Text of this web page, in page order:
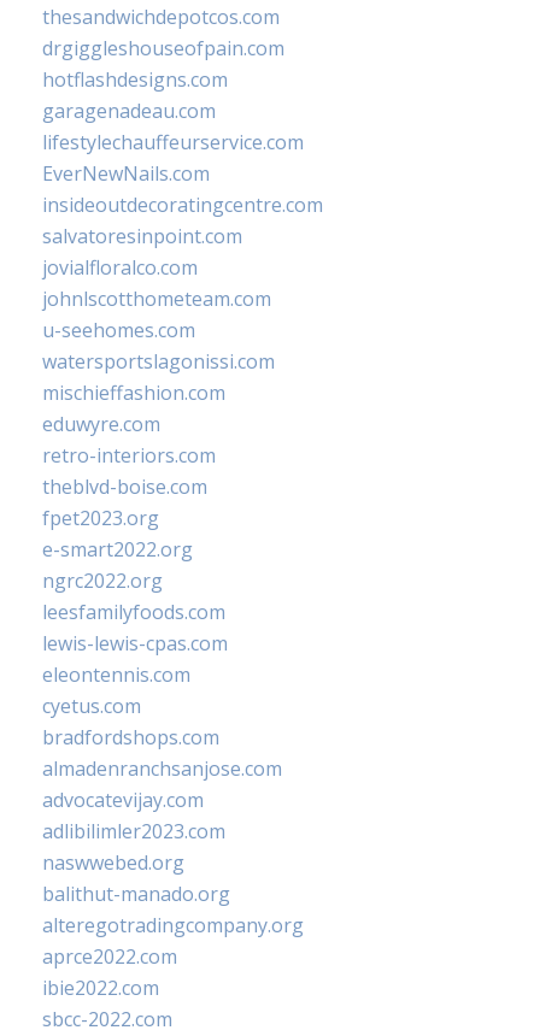
thesandwichdepotcos.com
drgiggleshouseofpain.com
hotflashdesigns.com
garagenadeau.com
lifestylechauffeurservice.com
EverNewNails.com
insideoutdecoratingcentre.com
salvatoresinpoint.com
jovialfloralco.com
johnlscotthometeam.com
u-seehomes.com
watersportslagonissi.com
mischieffashion.com
eduwyre.com
retro-interiors.com
theblvd-boise.com
fpet2023.org
e-smart2022.org
ngrc2022.org
leesfamilyfoods.com
lewis-lewis-cpas.com
eleontennis.com
cyetus.com
bradfordshops.com
almadenranchsanjose.com
advocatevijay.com
adlibilimler2023.com
naswwebed.org
balithut-manado.org
alteregotradingcompany.org
aprce2022.com
ibie2022.com
sbcc-2022.com